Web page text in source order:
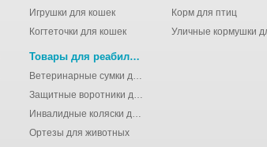
Игрушки для кошек
Когтеточки для кошек
Корм для птиц
Товары для реабилитации животных
Ветеринарные сумки для животных
Защитные воротники для животных
Инвалидные коляски для животных
Ортезы для животных